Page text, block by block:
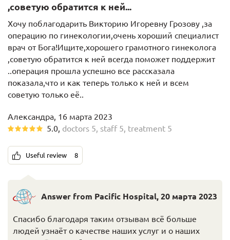
,советую обратится к ней...
Хочу поблагодарить Викторию Игоревну Грозову ,за
операцию по гинекологии,очень хороший специалист
врач от Бога!Ищите,хорошего грамотного гинеколога
,советую обратится к ней всегда поможет поддержит
..операция прошла успешно все рассказала
показала,что и как теперь только к ней и всем
советую только её..
Александра, 16 марта 2023
5.0, doctors 5, staff 5, treatment 5
Useful review 8
Answer from Pacific Hospital, 20 марта 2023
Спасибо благодаря таким отзывам всё больше
людей узнаёт о качестве наших услуг и о наших